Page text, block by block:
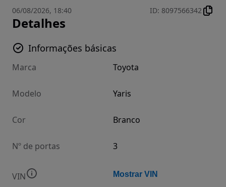
06/08/2026, 18:40 ID: 8097566342
Detalhes
Informações básicas
Marca Toyota
Modelo Yaris
Cor Branco
Nº de portas 3
VIN Mostrar VIN